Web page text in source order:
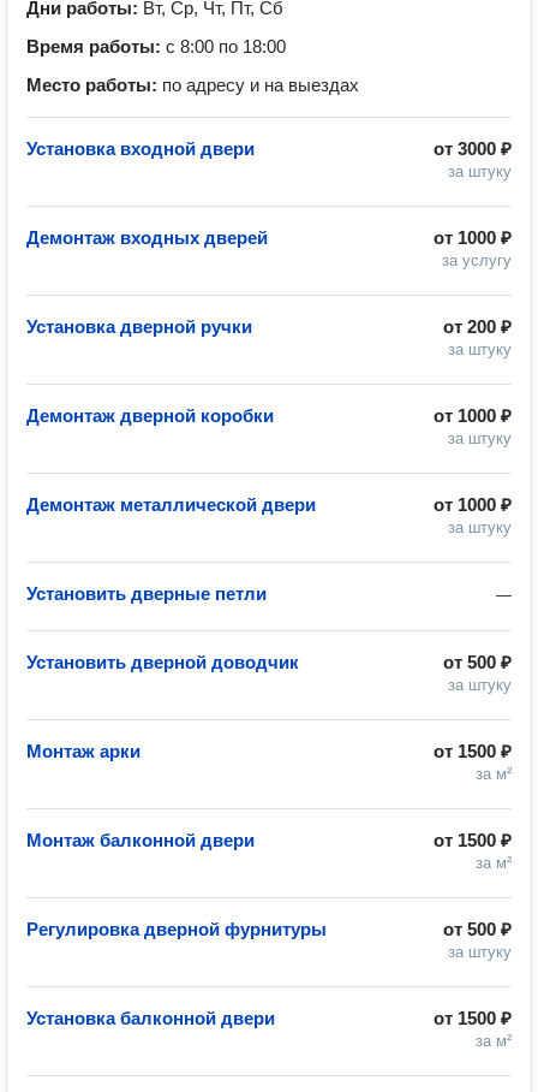
Дни работы: Вт, Ср, Чт, Пт, Сб
Время работы: с 8:00 по 18:00
Место работы: по адресу и на выездах
от 3000 ₽
за штуку
Установка входной двери
от 1000 ₽
за услугу
Демонтаж входных дверей
от 200 ₽
за штуку
Установка дверной ручки
от 1000 ₽
за штуку
Демонтаж дверной коробки
от 1000 ₽
за штуку
Демонтаж металлической двери
—
Установить дверные петли
от 500 ₽
за штуку
Установить дверной доводчик
от 1500 ₽
за м²
Монтаж арки
от 1500 ₽
за м²
Монтаж балконной двери
от 500 ₽
за штуку
Регулировка дверной фурнитуры
от 1500 ₽
за м²
Установка балконной двери